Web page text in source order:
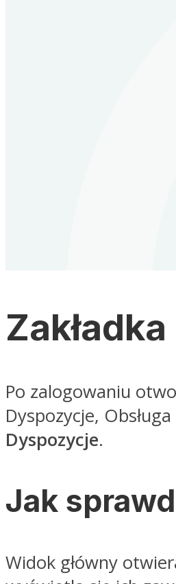
Po zalogowaniu
Dyspozycje,
Dyspozycje.
Jak
Widok główny